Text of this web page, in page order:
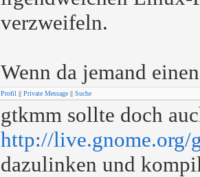
verzweifeln.
Wenn da jemand
Profil || Private Message || Suche
gtkmm sollte doch
http://live.gnome.org/
dazulinken und